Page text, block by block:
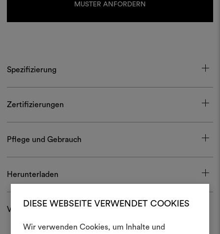
DIESE WEBSEITE VERWENDET COOKIES
Wir verwenden Cookies, um Inhalte und
MUSTER ANFORDERN
Spezifizierung
Zertifizierungen
Pflege und Gebrauch
Herunterladen
Versand und Rücksendungen